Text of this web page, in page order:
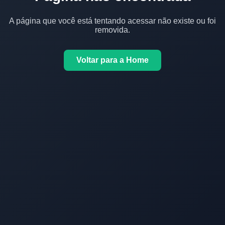
A página que você está tentando acessar não existe ou foi
removida.
Voltar para a Home